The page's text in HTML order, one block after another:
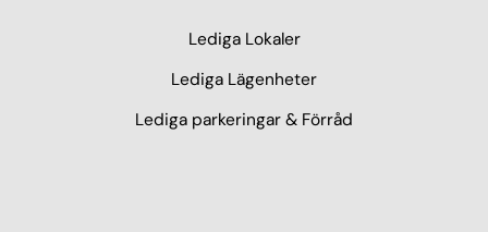
Lediga Lokaler
Lediga Lägenheter
Lediga parkeringar & Förråd